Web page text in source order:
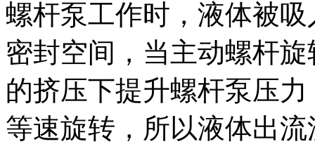
螺杆泵工作时，液体被
密封空间，当主动螺杆
的挤压下提升螺杆泵压
等速旋转，所以液体出